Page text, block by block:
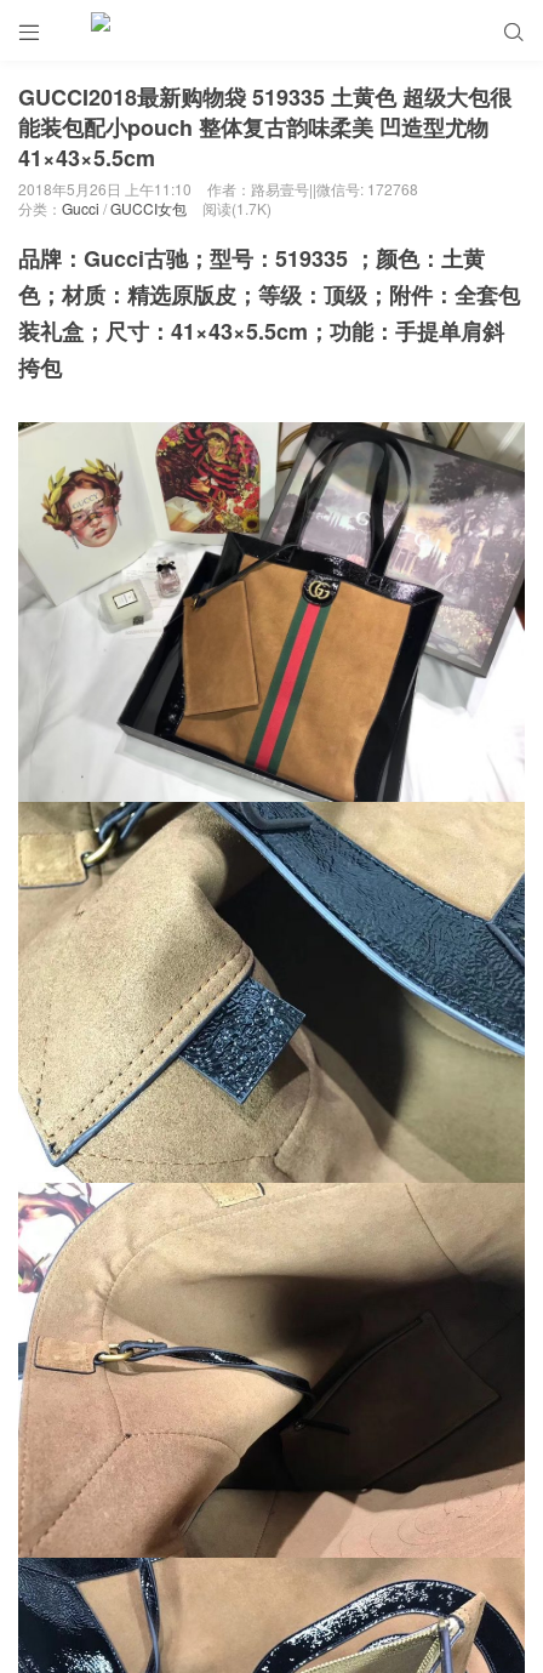
 
GUCCI2018最新购物袋 519335 土黄色 超级大包很
能装包配小pouch 整体复古韵味柔美 凹造型尤物
41×43×5.5cm
2018年5月26日 上午11:10
作者：路易壹号||微信号: 172768
分类： Gucci /GUCCI女包 阅读(1.7K)
品牌：Gucci古驰；型号：519335 ；颜色：土黄
色；材质：精选原版皮；等级：顶级；附件：全套包
装礼盒；尺寸：41×43×5.5cm；功能：手提单肩斜
挎包